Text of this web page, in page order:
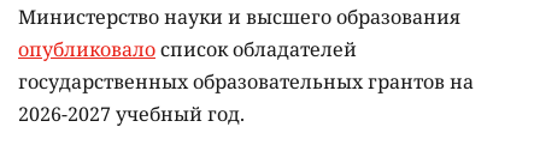
Министерство науки и высшего образования
опубликовалосписок обладателей
государственных образовательных грантов на
2026-2027 учебный год.